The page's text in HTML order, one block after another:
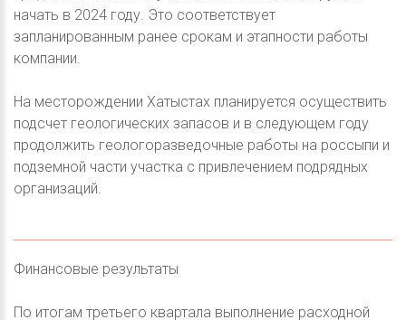
начать в 2024 году. Это соответствует
запланированным ранее срокам и этапности работы
компании.
На месторождении Хатыстах планируется осуществить
подсчет геологических запасов и в следующем году
продолжить геологоразведочные работы на россыпи и
подземной части участка с привлечением подрядных
организаций.
Финансовые результаты
По итогам третьего квартала выполнение расходной